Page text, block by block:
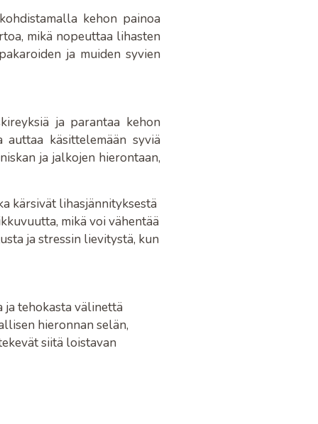
kehon painoa
mikä nopeuttaa lihasten
ja muiden syvien
ja parantaa kehon
käsittelemään syviä
ja jalkojen hierontaan,
kärsivät lihasjännityksestä
mikä voi vähentää
ja stressin lievitystä, kun
tehokasta välinettä
hieronnan selän,
siitä loistavan